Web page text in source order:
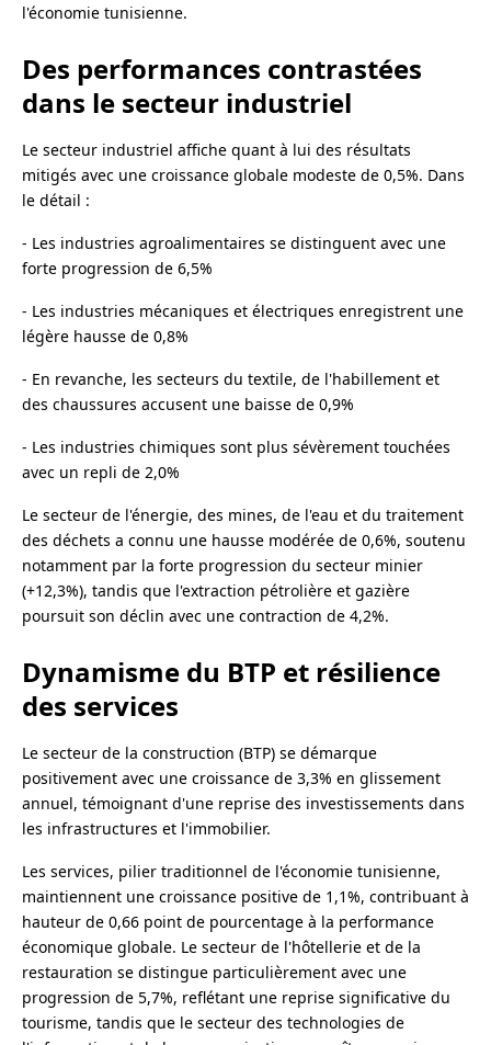
l'économie tunisienne.
Des performances contrastées
dans le secteur industriel
Le secteur industriel affiche quant à lui des résultats
mitigés avec une croissance globale modeste de 0,5%. Dans
le détail :
- Les industries agroalimentaires se distinguent avec une
forte progression de 6,5%
- Les industries mécaniques et électriques enregistrent une
légère hausse de 0,8%
- En revanche, les secteurs du textile, de l'habillement et
des chaussures accusent une baisse de 0,9%
- Les industries chimiques sont plus sévèrement touchées
avec un repli de 2,0%
Le secteur de l'énergie, des mines, de l'eau et du traitement
des déchets a connu une hausse modérée de 0,6%, soutenu
notamment par la forte progression du secteur minier
(+12,3%), tandis que l'extraction pétrolière et gazière
poursuit son déclin avec une contraction de 4,2%.
Dynamisme du BTP et résilience
des services
Le secteur de la construction (BTP) se démarque
positivement avec une croissance de 3,3% en glissement
annuel, témoignant d'une reprise des investissements dans
les infrastructures et l'immobilier.
Les services, pilier traditionnel de l'économie tunisienne,
maintiennent une croissance positive de 1,1%, contribuant à
hauteur de 0,66 point de pourcentage à la performance
économique globale. Le secteur de l'hôtellerie et de la
restauration se distingue particulièrement avec une
progression de 5,7%, reflétant une reprise significative du
tourisme, tandis que le secteur des technologies de